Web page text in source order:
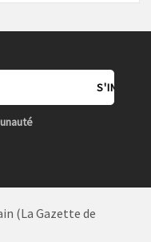
(La Gazette de